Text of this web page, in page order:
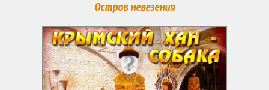
Остров невезения